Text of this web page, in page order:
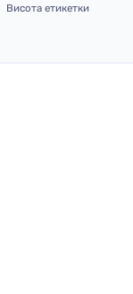
Висота етикетки